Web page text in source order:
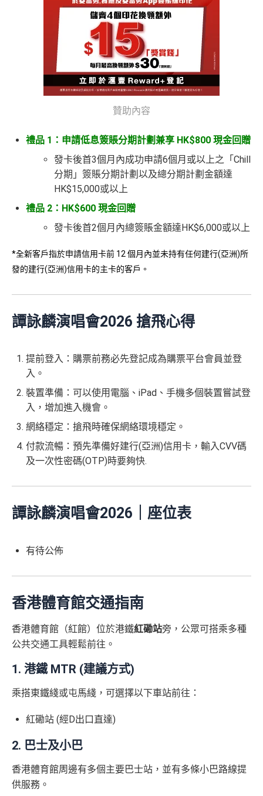
贊助內容
禮品 1：申請低息簽賬分期計劃兼享 HK$800 現金回贈
發卡後首3個月內成功申請6個月或以上之「Chill
分期」簽賬分期計劃以及總分期計劃金額達
HK$15,000或以上
禮品 2：HK$600 現金回贈
發卡後首2個月內總簽賬金額達HK$6,000或以上
*全新客戶指於申請信用卡前 12 個月內並未持有任何建行(亞洲)所
發的建行(亞洲)信用卡的主卡的客戶。
譚詠麟演唱會2026 搶飛心得
提前登入：購票前務必先登記成為購票平台會員並登
入。
裝置準備：可以使用電腦、iPad、手機多個裝置嘗試登
入，增加進入機會。
網絡穩定：搶飛時確保網絡環境穩定。
付款流暢：預先準備好建行(亞洲)信用卡，輸入CVV碼
及一次性密碼(OTP)時要夠快.
譚詠麟演唱會2026｜座位表
有待公佈
香港體育館交通指南
香港體育館（紅館）位於港鐵紅磡站旁，公眾可搭乘多種
公共交通工具輕鬆前往。
1. 港鐵 MTR (建議方式)
乘搭東鐵綫或屯馬綫，可選擇以下車站前往：
紅磡站 (經D出口直達)
2. 巴士及小巴
香港體育館周邊有多個主要巴士站，並有多條小巴路線提
供服務。